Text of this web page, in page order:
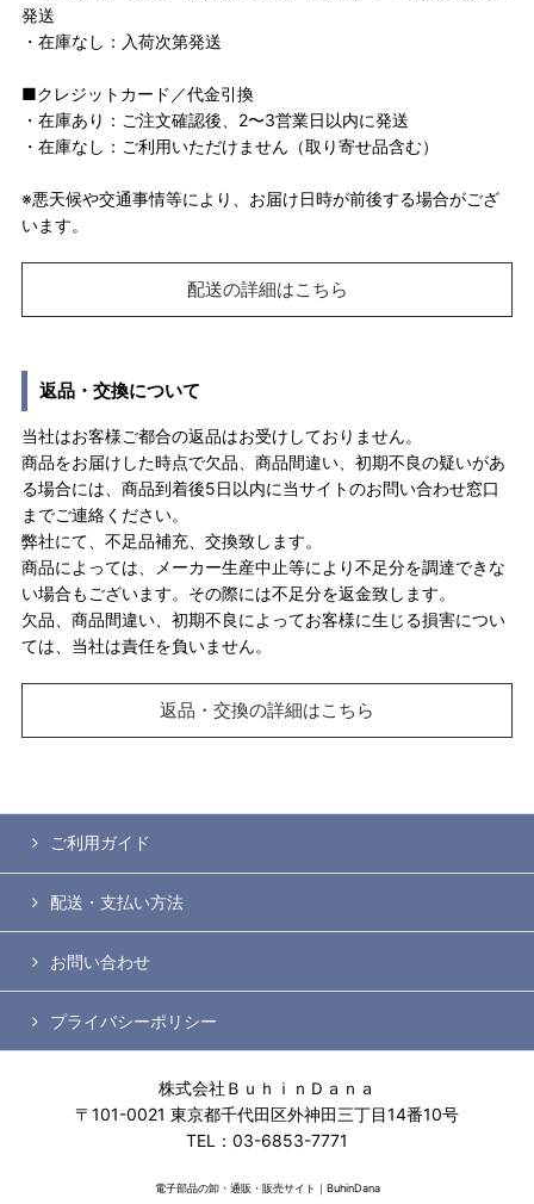
発送
・在庫なし：入荷次第発送
■クレジットカード／代金引換
・在庫あり：ご注文確認後、2〜3営業日以内に発送
・在庫なし：ご利用いただけません（取り寄せ品含む）
※悪天候や交通事情等により、お届け日時が前後する場合がござ
います。
配送の詳細はこちら
返品・交換について
当社はお客様ご都合の返品はお受けしておりません。
商品をお届けした時点で欠品、商品間違い、初期不良の疑いがあ
る場合には、商品到着後5日以内に当サイトのお問い合わせ窓口
までご連絡ください。
弊社にて、不足品補充、交換致します。
商品によっては、メーカー生産中止等により不足分を調達できな
い場合もございます。その際には不足分を返金致します。
欠品、商品間違い、初期不良によってお客様に生じる損害につい
ては、当社は責任を負いません。
返品・交換の詳細はこちら
ご利用ガイド
配送・支払い方法
お問い合わせ
プライバシーポリシー
株式会社ＢｕｈｉｎＤａｎａ
〒101-0021 東京都千代田区外神田三丁目14番10号
TEL：03-6853-7771
電子部品の卸・通販・販売サイト｜BuhinDana